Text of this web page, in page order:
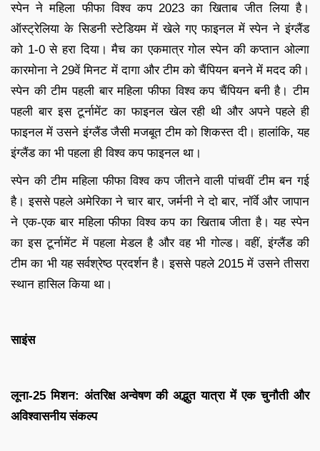
स्पेन ने महिला फीफा विश्व कप 2023 का खिताब जीत लिया है।
ऑस्ट्रेलिया के सिडनी स्टेडियम में खेले गए फाइनल में स्पेन ने इंग्लैंड
को 1-0 से हरा दिया। मैच का एकमात्र गोल स्पेन की कप्तान ओल्गा
कारमोना ने 29वें मिनट में दागा और टीम को चैंपियन बनने में मदद की।
स्पेन की टीम पहली बार महिला फीफा विश्व कप चैंपियन बनी है। टीम
पहली बार इस टूर्नामेंट का फाइनल खेल रही थी और अपने पहले ही
फाइनल में उसने इंग्लैंड जैसी मजबूत टीम को शिकस्त दी। हालांकि, यह
इंग्लैंड का भी पहला ही विश्व कप फाइनल था।
स्पेन की टीम महिला फीफा विश्व कप जीतने वाली पांचवीं टीम बन गई
है। इससे पहले अमेरिका ने चार बार, जर्मनी ने दो बार, नॉर्वे और जापान
ने एक-एक बार महिला फीफा विश्व कप का खिताब जीता है। यह स्पेन
का इस टूर्नामेंट में पहला मेडल है और वह भी गोल्ड। वहीं, इंग्लैंड की
टीम का भी यह सर्वश्रेष्ठ प्रदर्शन है। इससे पहले 2015 में उसने तीसरा
स्थान हासिल किया था।
साइंस
लूना-25 मिशन: अंतरिक्ष अन्वेषण की अद्भुत यात्रा में एक चुनौती और
अविश्वासनीय संकल्प